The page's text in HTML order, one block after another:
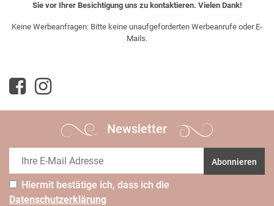
Sie vor Ihrer Besichtigung uns zu kontaktieren. Vielen Dank!
Keine Werbeanfragen: Bitte keine unaufgeforderten Werbeanrufe oder E-
Mails.
Newsletter
Abonnieren
Hiermit bestätige ich, dass ich die
Daten­schutz­erklärung